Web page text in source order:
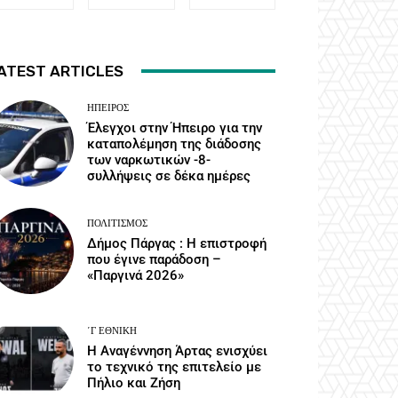
ARTICLES
ΉΠΕΙΡΟΣ
Έλεγχοι στην Ήπειρο για την
καταπολέμηση της διάδοσης
των ναρκωτικών -8-
συλλήψεις σε δέκα ημέρες
ΠΟΛΙΤΙΣΜΌΣ
Δήμος Πάργας : Η επιστροφή
που έγινε παράδοση –
«Παργινά 2026»
΄Γ ΕΘΝΙΚΉ
Η Αναγέννηση Άρτας ενισχύει
το τεχνικό της επιτελείο με
Πήλιο και Ζήση